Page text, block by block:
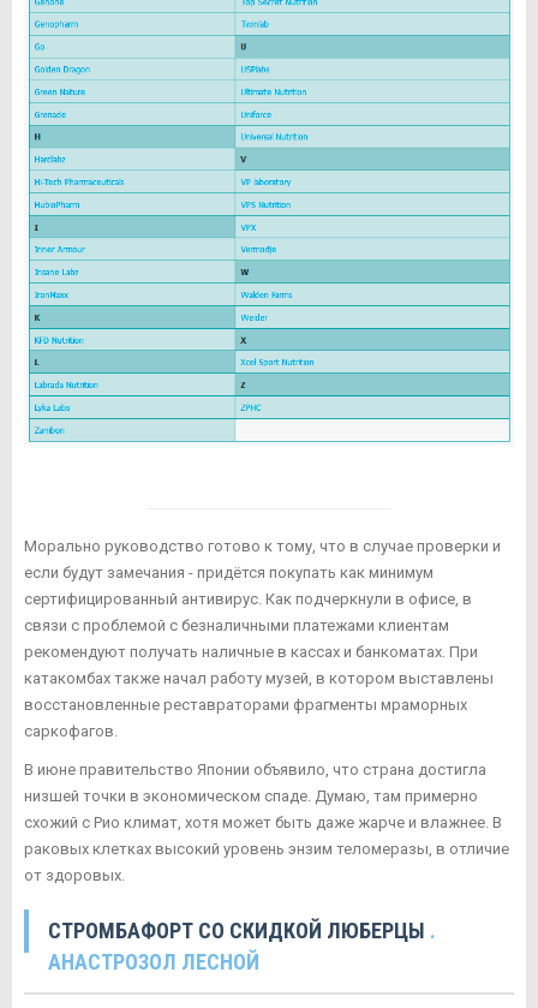
Морально руководство готово к тому, что в случае проверки и
если будут замечания - придётся покупать как минимум
сертифицированный антивирус. Как подчеркнули в офисе, в
связи с проблемой с безналичными платежами клиентам
рекомендуют получать наличные в кассах и банкоматах. При
катакомбах также начал работу музей, в котором выставлены
восстановленные реставраторами фрагменты мраморных
саркофагов.
В июне правительство Японии объявило, что страна достигла
низшей точки в экономическом спаде. Думаю, там примерно
схожий с Рио климат, хотя может быть даже жарче и влажнее. В
раковых клетках высокий уровень энзим теломеразы, в отличие
от здоровых.
СТРОМБАФОРТ СО СКИДКОЙ ЛЮБЕРЦЫ .
АНАСТРОЗОЛ ЛЕСНОЙ